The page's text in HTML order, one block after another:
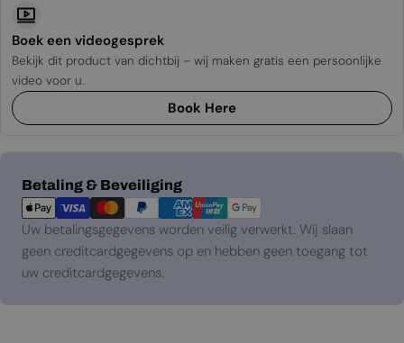
Boek een videogesprek
Bekijk dit product van dichtbij – wij maken gratis een persoonlijke
video voor u.
Book Here
Betaling & Beveiliging
Betaalmethoden
Uw betalingsgegevens worden veilig verwerkt. Wij slaan
geen creditcardgegevens op en hebben geen toegang tot
uw creditcardgegevens.